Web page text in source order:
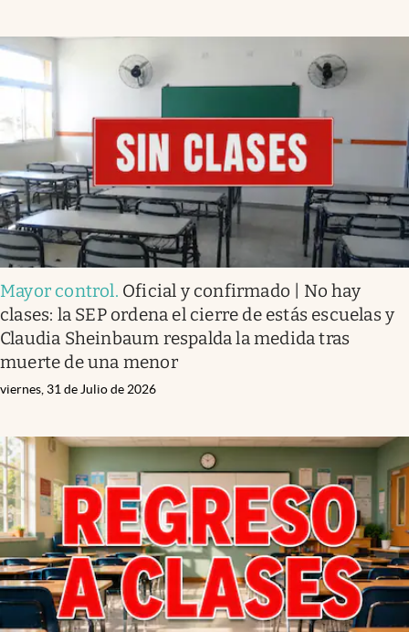
Mayor control. Oficial y confirmado | No hay
clases: la SEP ordena el cierre de estás escuelas y
Claudia Sheinbaum respalda la medida tras
muerte de una menor
viernes, 31 de Julio de 2026